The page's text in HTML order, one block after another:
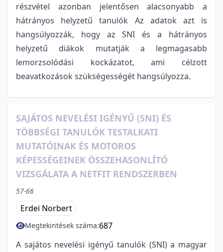
részvétel azonban jelentősen alacsonyabb a
hátrányos helyzetű tanulók Az adatok azt is
hangsúlyozzák, hogy az SNI és a hátrányos
helyzetű diákok mutatják a legmagasabb
lemorzsolódási kockázatot, ami célzott
beavatkozások szükségességét hangsúlyozza.
SAJÁTOS NEVELÉSI IGÉNYŰ (SNI) ÉS
TÖBBSÉGI TANULÓK TESTALKATI
MUTATÓINAK ÉS MOTOROS
KÉPESSÉGEINEK ÖSSZEHASONLÍTÓ
VIZSGÁLATA A NETFIT RENDSZERBEN
57-66
Erdei Norbert
Megtekintések száma:687
A sajátos nevelési igényű tanulók (SNI) a magyar